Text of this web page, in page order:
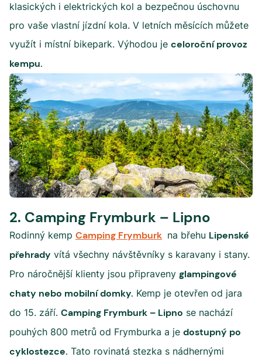
klasických i elektrických kol a bezpečnou úschovnu
pro vaše vlastní jízdní kola. V letních měsících můžete
využít i místní bikepark. Výhodou je celoroční provoz
kempu.
2. Camping Frymburk – Lipno
Rodinný kemp Camping Frymburk na břehu Lipenské
přehrady vítá všechny návštěvníky s karavany i stany.
Pro náročnější klienty jsou připraveny glampingové
chaty nebo mobilní domky. Kemp je otevřen od jara
do 15. září. Camping Frymburk – Lipno se nachází
pouhých 800 metrů od Frymburka a je dostupný po
cyklostezce. Tato rovinatá stezka s nádhernými